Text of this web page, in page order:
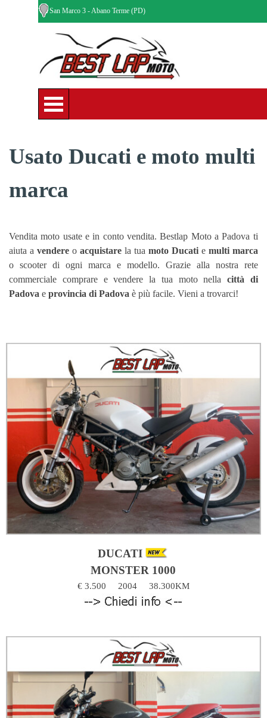
Vai ai contenuti
Via San Marco 3 - Abano Terme (PD)
Usato Ducati e moto multi
marca
Venditamoto usate e in conto vendita. Bestlap Moto a Padova ti
aiuta a vendereo acquistarela tua moto Ducatie multi marca
o scooter di ogni marca e modello. Grazie alla nostra rete
commerciale comprare e vendere la tua moto nella città di
Padova e provincia di Padova è più facile. Vieni a trovarci!
DUCATI
MONSTER 1000
€ 3.500 2004 38.300KM